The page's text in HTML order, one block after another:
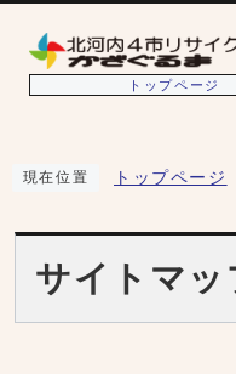
トップページ
現在位置 トップページ
サイトマッ